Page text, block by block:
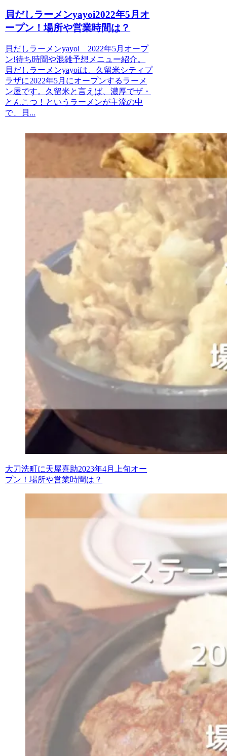
貝だしラーメンyayoi2022年5月オ
ープン！場所や営業時間は？
貝だしラーメンyayoi 2022年5月オープ
ン!待ち時間や混雑予想メニュー紹介。
貝だしラーメンyayoiは、久留米シティプ
ラザに2022年5月にオープンするラーメ
ン屋です。久留米と言えば、濃厚でザ・
とんこつ！というラーメンが主流の中
で、貝...
大刀洗町に天屋喜助2023年4月上旬オー
プン！場所や営業時間は？